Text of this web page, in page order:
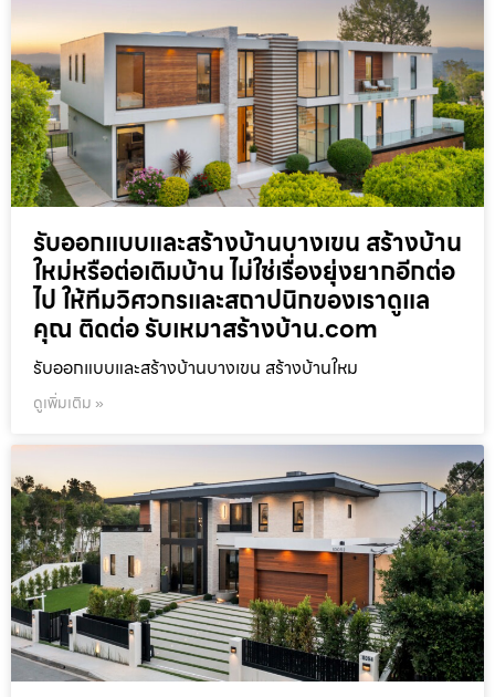
รับออกแบบและสร้างบ้านบางเขน สร้างบ้าน
ใหม่หรือต่อเติมบ้าน ไม่ใช่เรื่องยุ่งยากอีกต่อ
ไป ให้ทีมวิศวกรและสถาปนิกของเราดูแล
คุณ ติดต่อ รับเหมาสร้างบ้าน.com
รับออกแบบและสร้างบ้านบางเขน สร้างบ้านใหม
ดูเพิ่มเติม »